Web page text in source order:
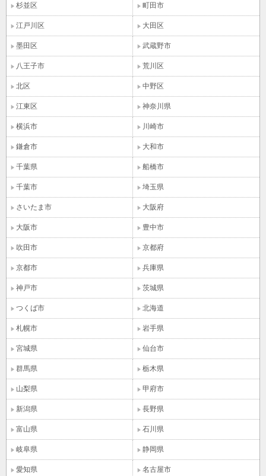
杉並区 町田市
江戸川区 大田区
墨田区 武蔵野市
八王子市 荒川区
北区 中野区
江東区 神奈川県
横浜市 川崎市
鎌倉市 大和市
千葉県 船橋市
千葉市 埼玉県
さいたま市 大阪府
大阪市 豊中市
吹田市 京都府
京都市 兵庫県
神戸市 茨城県
つくば市 北海道
札幌市 岩手県
宮城県 仙台市
群馬県 栃木県
山梨県 甲府市
新潟県 長野県
富山県 石川県
岐阜県 静岡県
愛知県 名古屋市